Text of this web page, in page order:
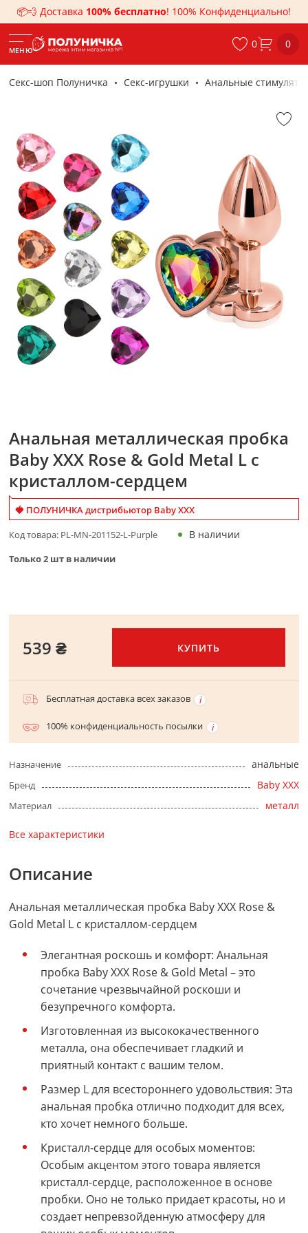
📦💨 Доставка 100% бесплатно! 100% Конфиденциально!
МЕНЮ 0 0
Секс-шоп Полуничка Секс-игрушки Анальные
Анальная металлическая пробка
Baby XXX Rose & Gold Metal L с
кристаллом-сердцем
🍓 ПОЛУНИЧКА дистрибьютор Baby XXX
Код товара: PL-MN-201152-L-Purple В наличии
Только2 шт в наличии
539 ₴ КУПИТЬ
Бесплатная доставка всех заказов
100% конфиденциальность посылки
Назначение анальные
Бренд Baby XXX
Материал металл
Все характеристики
Описание
Анальная металлическая пробка Baby XXX Rose &
Gold Metal L с кристаллом-сердцем
Элегантная роскошь и комфорт: Анальная
пробка Baby XXX Rose & Gold Metal – это
сочетание чрезвычайной роскоши и
безупречного комфорта.
Изготовленная из высококачественного
металла, она обеспечивает гладкий и
приятный контакт с вашим телом.
Размер L для всестороннего удовольствия: Эта
анальная пробка отлично подходит для всех,
кто хочет немного больше.
Кристалл-сердце для особых моментов:
Особым акцентом этого товара является
кристалл-сердце, расположенное в основе
пробки. Оно не только придает красоты, но и
создает непревзойденную атмосферу для